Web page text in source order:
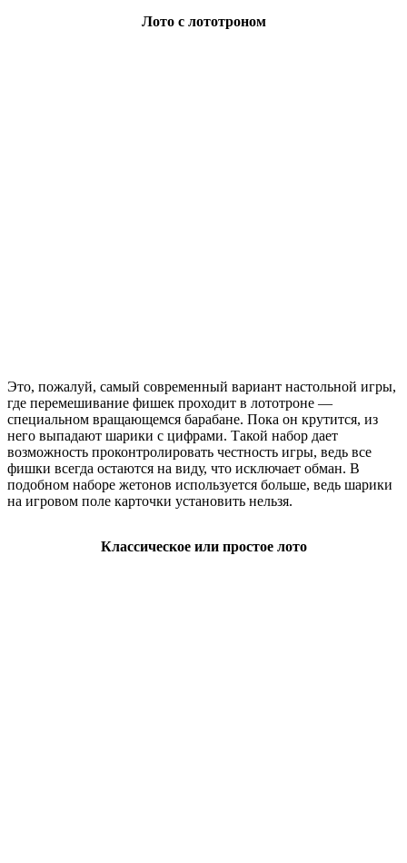
Лото с лототроном
Это, пожалуй, самый современный вариант настольной игры,
где перемешивание фишек проходит в лототроне —
специальном вращающемся барабане. Пока он крутится, из
него выпадают шарики с цифрами. Такой набор дает
возможность проконтролировать честность игры, ведь все
фишки всегда остаются на виду, что исключает обман. В
подобном наборе жетонов используется больше, ведь шарики
на игровом поле карточки установить нельзя.
Классическое или простое лото